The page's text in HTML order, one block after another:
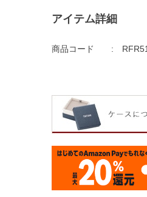
アイテム詳細
商品コード